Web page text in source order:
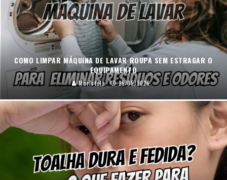
COMO LIMPAR MÁQUINA DE LAVAR ROUPA SEM ESTRAGAR O
EQUIPAMENTO
Maristela 25/05/2026